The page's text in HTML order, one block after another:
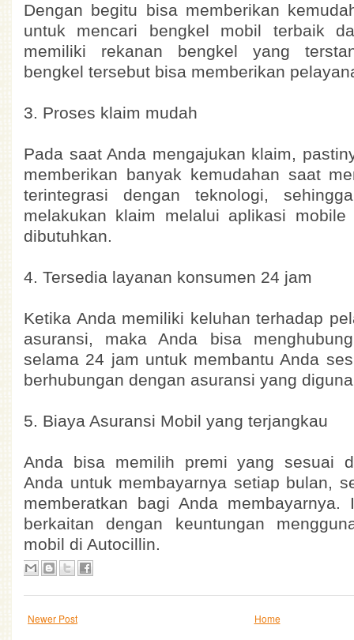
Dengan begitu bisa memberikan
untuk mencari bengkel mobil terbaik
memiliki rekanan bengkel yang
bengkel tersebut bisa memberikan
3. Proses klaim mudah
Pada saat Anda mengajukan klaim,
memberikan banyak kemudahan saat
terintegrasi dengan teknologi,
melakukan klaim melalui aplikasi
dibutuhkan.
4. Tersedia layanan konsumen 24 jam
Ketika Anda memiliki keluhan terhadap
asuransi, maka Anda bisa
selama 24 jam untuk membantu Anda
berhubungan dengan asuransi yang
5. Biaya Asuransi Mobil yang terjangkau
Anda bisa memilih premi yang sesuai
Anda untuk membayarnya setiap bulan,
memberatkan bagi Anda membayarnya.
berkaitan dengan keuntungan
mobil di Autocillin.
Newer Post Home